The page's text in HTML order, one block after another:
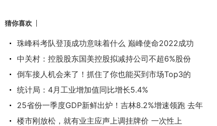
猜你喜欢
珠峰科考队登顶成功意味着什么 巅峰使命2022成功
中关村：控股股东国美控股拟减持公司不超6%股份
倒车接人机会来了！抓住了你也能买到市场Top3的
统计局：4月工业增加值同比增长5.4%
25省份一季度GDP新鲜出炉！吉林8.2%增速领跑 去年
楼市刚放松，就有业主应声上调挂牌价 一次性上